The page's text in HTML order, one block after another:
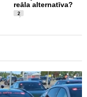
reāla alternatīva?
2